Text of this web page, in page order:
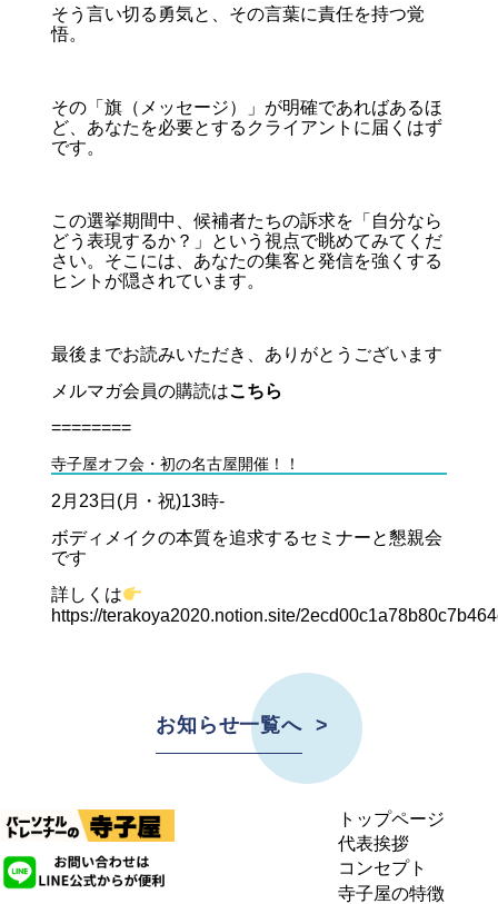
そう言い切る勇気と、その言葉に責任を持つ覚
悟。
その「旗（メッセージ）」が明確であればあるほ
ど、あなたを必要とするクライアントに届くはず
です。
この選挙期間中、候補者たちの訴求を「自分なら
どう表現するか？」という視点で眺めてみてくだ
さい。そこには、あなたの集客と発信を強くする
ヒントが隠されています。
最後までお読みいただき、ありがとうございます
メルマガ会員の購読はこちら
========
寺子屋オフ会・初の名古屋開催！！
2月23日(月・祝)13時-
ボディメイクの本質を追求するセミナーと懇親会
です
詳しくは
https://terakoya2020.notion.site/
お知らせ一覧へ
トップページ
代表挨拶
コンセプト
寺子屋の特徴